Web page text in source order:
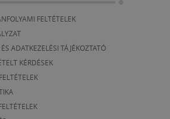
FELTÉTELEK
ADATKEZELÉSI TÁJÉKOZTATÓ
KÉRDÉSEK